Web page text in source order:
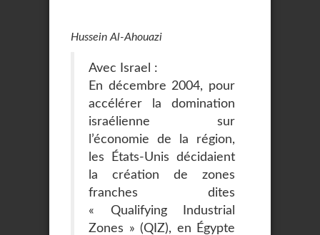
Hussein Al-Ahouazi
Avec Israel :
En décembre 2004, pour
accélérer la domination
israélienne sur
l’économie de la région,
les États-Unis décidaient
la création de zones
franches dites
« Qualifying Industrial
Zones » (QIZ), en Égypte